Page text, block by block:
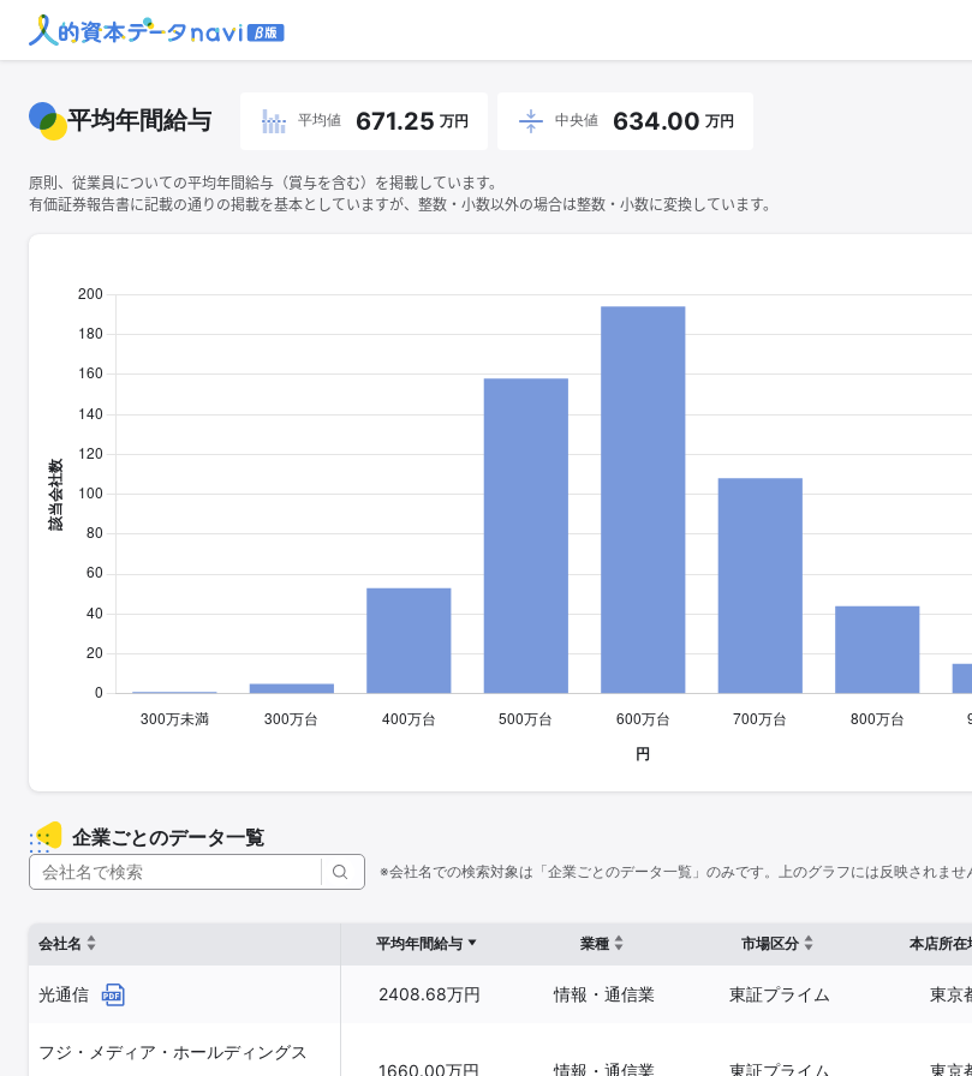
平均年間給与 平均値 671.25 万円 中央値 634.00 万円
原則、従業員についての平均年間給与（賞与を含む）を掲載しています。
有価証券報告書に記載の通りの掲載を基本としていますが、整数・小数以外の場合は整数・小数に変換しています。
企業ごとのデータ一覧
※会社名での検索対象は「企業ごとのデータ一覧」のみです。上のグラフには反映されませ
会社名 平均年間給与 業種 市場区分 本店所在
光通信 2408.68万円 情報・通信業 東証プライム 東京
フジ・メディア・ホールディングス
1660.00万円
情報・通信業 東証プライム 東京